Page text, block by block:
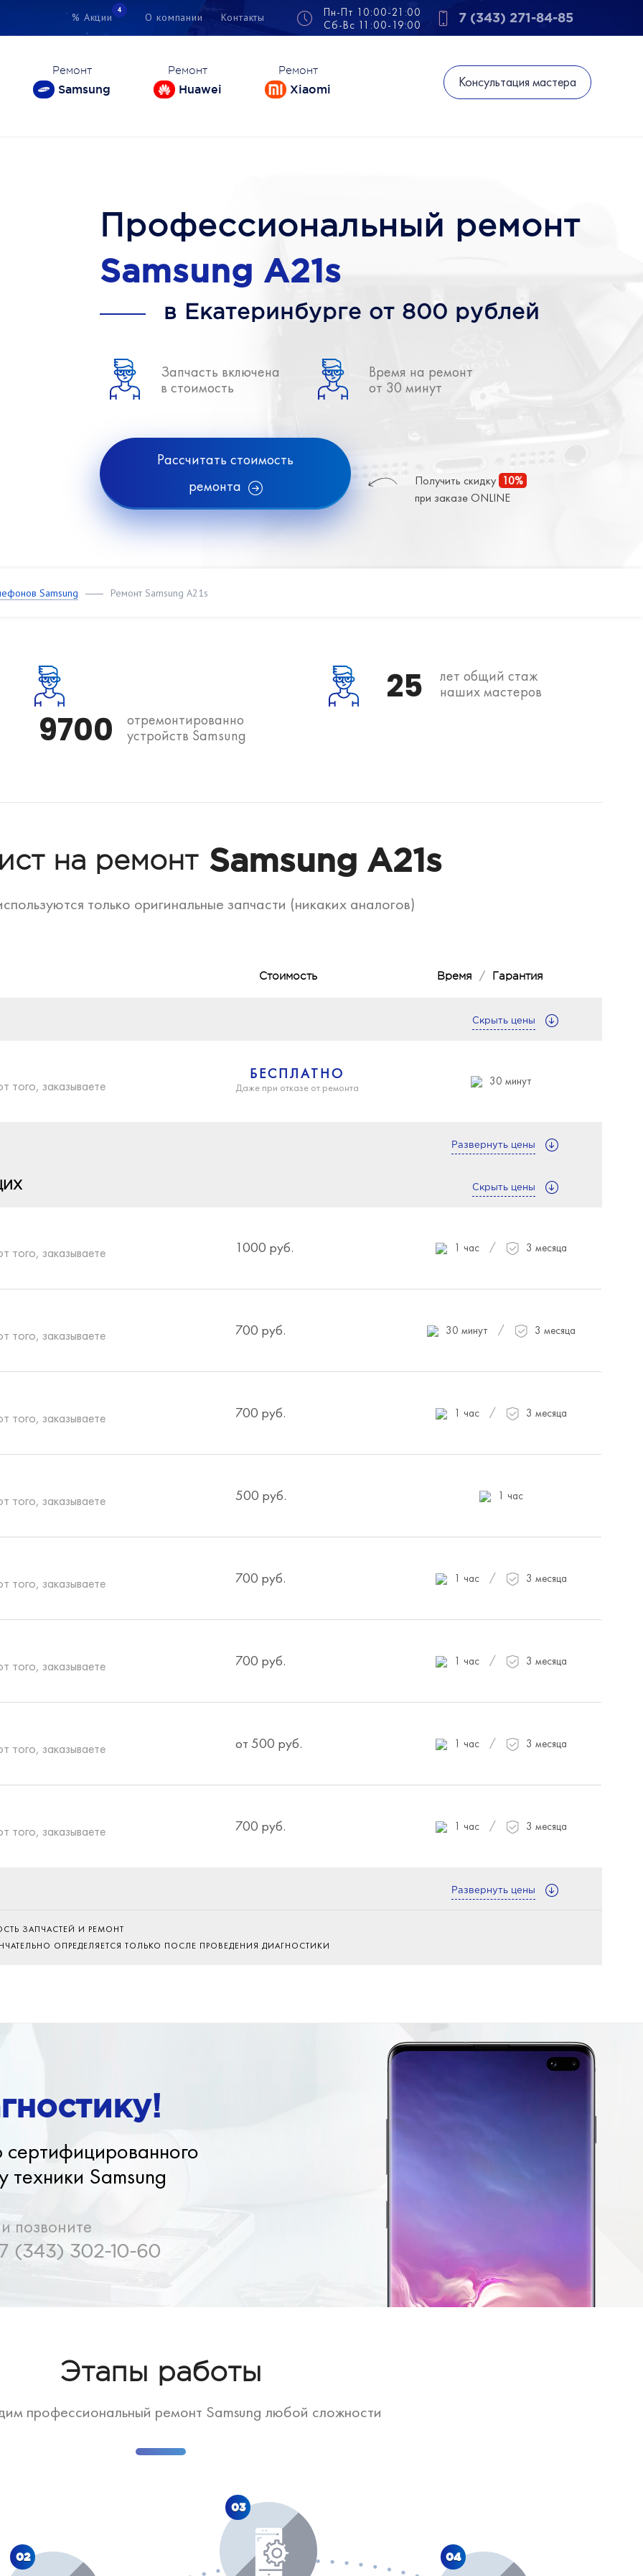
% Акции
4
О компании Контакты
Пн-Пт 10:00-21:00
Сб-Вс 11:00-19:00
7 (343) 271-84-85
Ремонт
Samsung
Ремонт
Huawei
Ремонт
Xiaomi Консультация мастера
Профессиональный ремонт
Samsung A21s
в Екатеринбурге от 800 рублей
Запчасть включена
в стоимость
Время на ремонт
от 30 минут
Рассчитать стоимость
ремонта
Получить скидку 10%
при заказе ONLINE
Samsung Ремонт Samsung A21s
9700
отремонтированно
устройств Samsung
25
лет общий стаж
наших мастеров
на ремонт Samsung A21s
только оригинальные запчасти (никаких аналогов)
Стоимость Время / Гарантия
Скрыть цены
того, заказываете
БЕСПЛАТНО
Даже при отказе от ремонта 30 минут
Развернуть цены
Скрыть цены
того, заказываете
1000 руб. 1 час / 3 месяца
того, заказываете
700 руб. 30 минут / 3 месяца
того, заказываете
700 руб. 1 час / 3 месяца
того, заказываете
500 руб. 1 час
того, заказываете
700 руб. 1 час / 3 месяца
того, заказываете
700 руб. 1 час / 3 месяца
того, заказываете
от 500 руб. 1 час / 3 месяца
того, заказываете
700 руб. 1 час / 3 месяца
Развернуть цены
того, заказываете
900 руб.
ЗАПЧАСТЕЙ И РЕМОНТ
ОПРЕДЕЛЯЕТСЯ ТОЛЬКО ПОСЛЕ ПРОВЕДЕНИЯ ДИАГНОСТИКИ
сертифицированного
техники Samsung
позвоните
(343) 302-10-60
Этапы работы
профессиональный ремонт Samsung любой сложности
02
03
04